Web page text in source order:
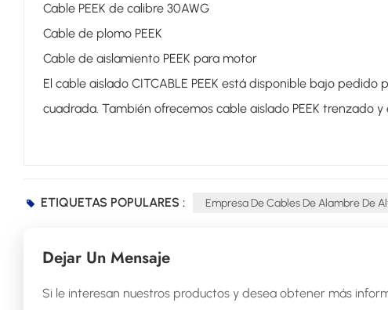
Cable PEEK de calibre 30AWG
Cable de plomo PEEK
Cable de aislamiento PEEK para motor
El cable aislado CITCABLE PEEK está disponible bajo
cuadrada. También ofrecemos cable aislado PEEK trenzado
ETIQUETAS POPULARES : Empresa De Cables De Alambre De
Dejar Un Mensaje
Si le interesan nuestros productos y desea obtener más